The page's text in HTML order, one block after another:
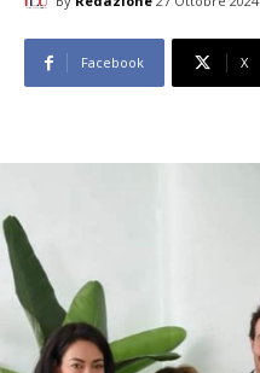
Facebook X